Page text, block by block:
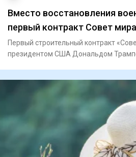
Вместо восстановления
первый контракт Совет
Первый строительный контракт
президентом США Дональдом